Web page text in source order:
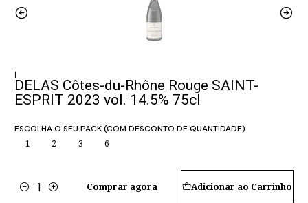
|
DELAS Côtes-du-Rhône Rouge SAINT-
ESPRIT 2023 vol. 14.5% 75cl
ESCOLHA O SEU PACK (COM DESCONTO DE QUANTIDADE)
1 2 3 6
Quantidade
Adicionar ao Carrinho
Comprar agora